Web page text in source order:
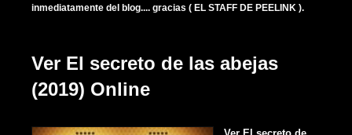
inmediatamente del blog.... gracias ( EL STAFF DE PEELINK ).
Ver El secreto de las abejas
(2019) Online